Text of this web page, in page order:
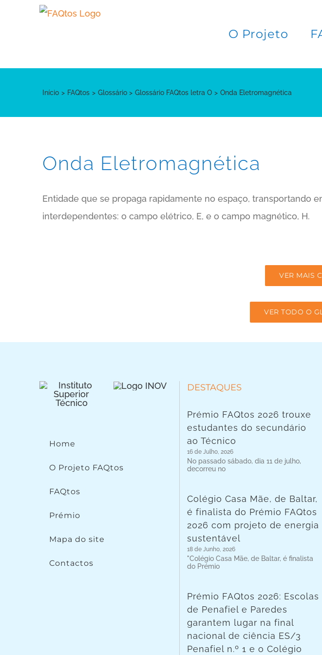
O Projeto
Início FAQtos Glossário Glossário FAQtos letra O Onda Eletromagnética
Onda Eletromagnética
Entidade que se propaga rapidamente no espaço, transportando
interdependentes: o campo elétrico, E, e o campo magnético, H.
VER MAIS
VER TODO O
Home
O Projeto FAQtos
FAQtos
Prémio
Mapa do site
Contactos
DESTAQUES
Prémio FAQtos 2026 trouxe
estudantes do secundário
ao Técnico
16 de Julho, 2026
No passado sábado, dia 11 de julho,
decorreu no
Colégio Casa Mãe, de Baltar,
é finalista do Prémio FAQtos
2026 com projeto de energia
sustentável
18 de Junho, 2026
"Colégio Casa Mãe, de Baltar, é finalista
do Prémio
Prémio FAQtos 2026: Escolas
de Penafiel e Paredes
garantem lugar na final
nacional de ciência ES/3
Penafiel n.º 1 e o Colégio